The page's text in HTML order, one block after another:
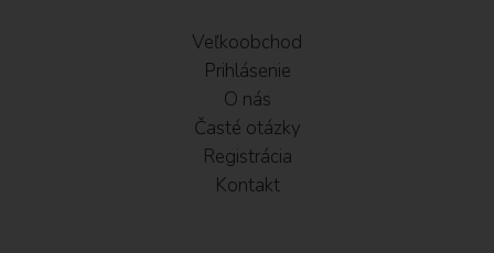
Veľkoobchod
Prihlásenie
O nás
Časté otázky
Registrácia
Kontakt